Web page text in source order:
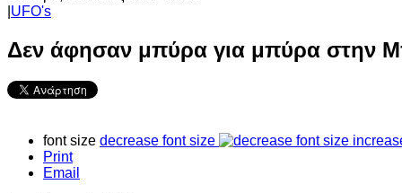
UFO's
Δεν άφησαν μπύρα για μπύρα στην
font size decrease font size
Print
Email